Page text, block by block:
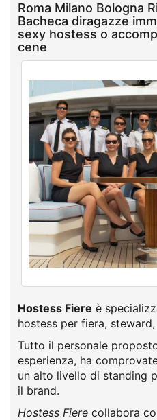
Roma Milano Bologna
Bacheca diragazze
sexy hostess o
cene
Hostess Fiere è
hostess per fiera,
Tutto il personale
esperienza, ha
un alto livello di standing
il brand.
Hostess Fiere collabora